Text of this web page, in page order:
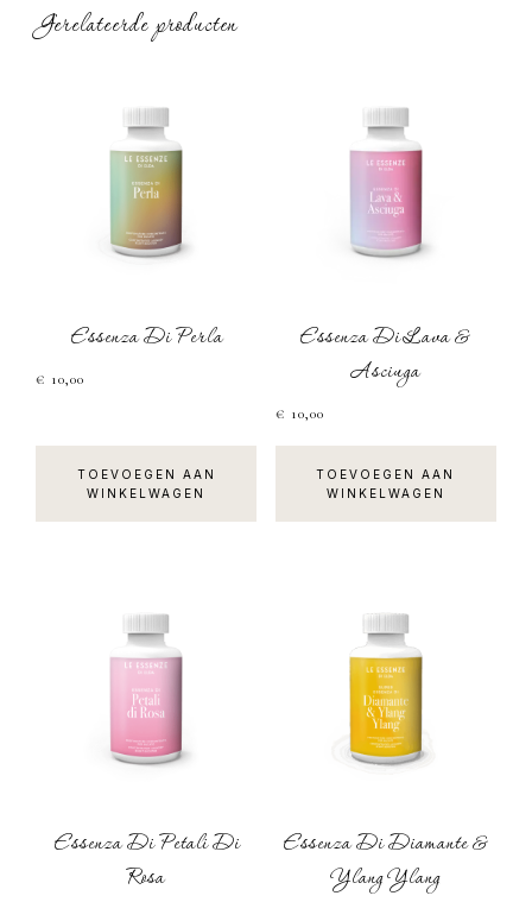
Gerelateerde producten
Essenza Di Perla
€ 10,00
TOEVOEGEN AAN
WINKELWAGEN
Essenza Di Lava &
Asciuga
€ 10,00
TOEVOEGEN AAN
WINKELWAGEN
Essenza Di Petali Di
Rosa
Essenza Di Diamante &
Ylang Ylang